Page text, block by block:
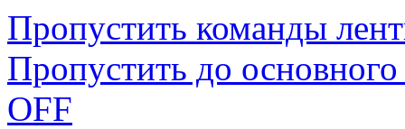
Пропустить команды
Пропустить до основного
OFF